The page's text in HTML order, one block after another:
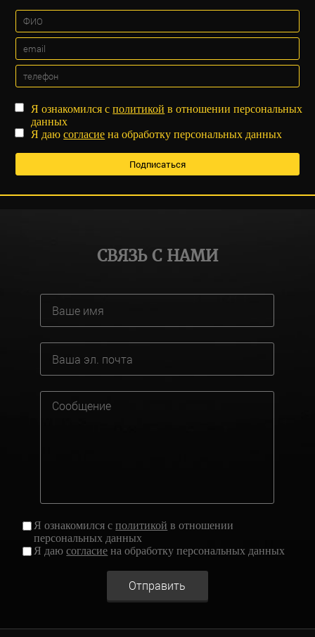
Я ознакомился сполитикой в отношении персональных
данных
Я даюсогласие на обработку персональных данных
СВЯЗЬ С НАМИ
Я ознакомился сполитикой в отношении
персональных данных
Я даюсогласие на обработку персональных данных
Отправить